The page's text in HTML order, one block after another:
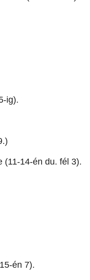
ig).
(11-14-én du. fél 3).
én 7).